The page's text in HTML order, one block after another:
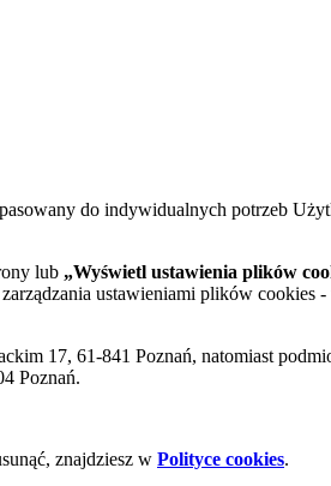
do indywidualnych potrzeb
lub „Wyświetl ustawienia plików
ustawieniami plików cookies
17, 61-841 Poznań, natomiast
Poznań.
znajdziesz w Polityce cookies.